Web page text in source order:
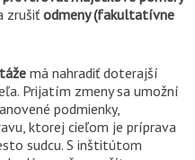
zrušiťodmeny (fakultatívne
má nahradiť doterajší
Prijatím zmeny sa umožní
podmienky,
ktorej cieľom je príprava
sudcu. S inštitútom